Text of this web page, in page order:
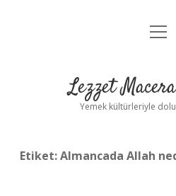
Anasayfa
Yasal
Lezzet
Yemek kültürleriyle
Etiket:Almancada Allah